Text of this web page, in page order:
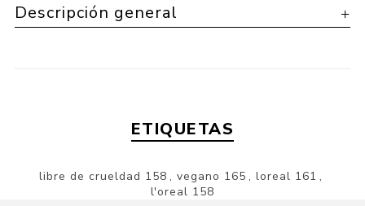
Descripción general
ETIQUETAS
libre de crueldad 158 , vegano 165 , loreal 161 ,
l'oreal 158